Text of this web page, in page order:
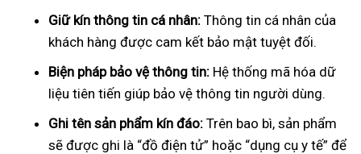
Giữ kín thông tin cá nhân: Thông tin cá nhân của
khách hàng được cam kết bảo mật tuyệt đối.
Biện pháp bảo vệ thông tin: Hệ thống mã hóa dữ
liệu tiên tiến giúp bảo vệ thông tin người dùng.
Ghi tên sản phẩm kín đáo: Trên bao bì, sản phẩm
sẽ được ghi là “đồ điện tử” hoặc “dụng cụ y tế” để